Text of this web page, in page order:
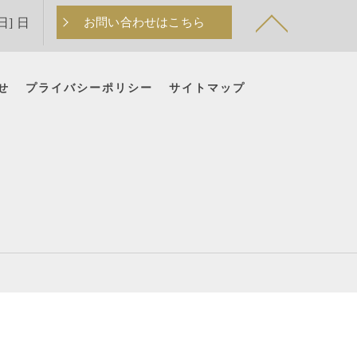
] 日 お問い合わせはこちら
プライバシーポリシー サイトマップ